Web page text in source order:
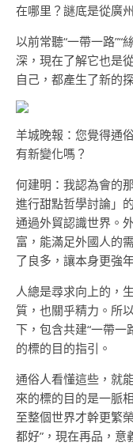
在哪里？謎底是從廣
以前常聽“一帶一路”“
深，現在了解它也是
自己，都產生了新的
羊城晚報：您覺得通
有新變化嗎？
何建明：我認為會的
進行甜點哲學討論」
通過外貿認識世界。
富，能滿足外國人的
了良多，讓本身更強
人總是尋求向上的，
質，也關乎精力。所
下，包含共建“一帶一
的標的目的指引。
通俗人看懂這些，就
來的標的目的是一脈
至整個世界才幹更繁
都好”，現在再品，